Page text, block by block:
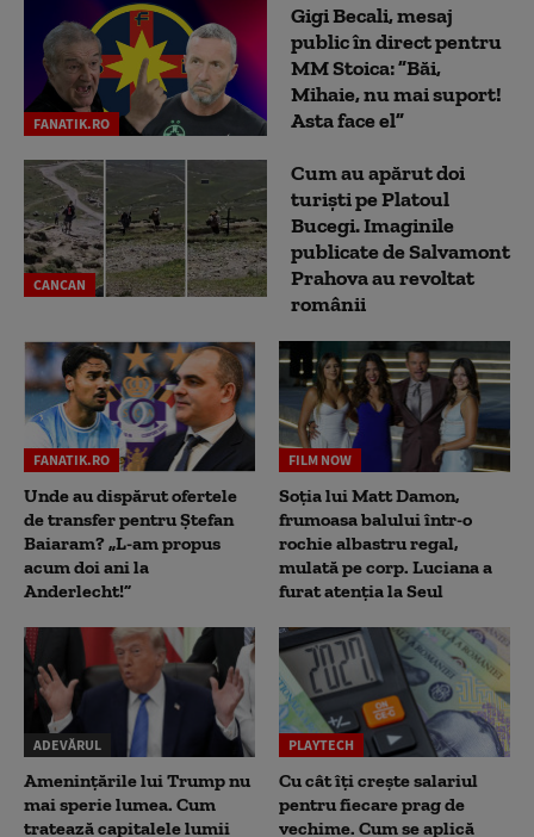
FANATIK.RO
Gigi Becali, mesaj
public în direct pentru
MM Stoica: ”Băi,
Mihaie, nu mai suport!
Asta face el”
CANCAN
Cum au apărut doi
turiști pe Platoul
Bucegi. Imaginile
publicate de Salvamont
Prahova au revoltat
românii
FANATIK.RO
Unde au dispărut ofertele
de transfer pentru Ștefan
Baiaram? „L-am propus
acum doi ani la
Anderlecht!”
FILM NOW
Soția lui Matt Damon,
frumoasa balului într-o
rochie albastru regal,
mulată pe corp. Luciana a
furat atenția la Seul
ADEVĂRUL
Amenințările lui Trump nu
mai sperie lumea. Cum
tratează capitalele lumii
PLAYTECH
Cu cât îți crește salariul
pentru fiecare prag de
vechime. Cum se aplică